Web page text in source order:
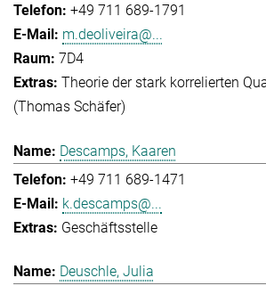
+49 711 689-1791
m.deoliveira@...
7D4
Theorie der stark korrelierten
(Thomas Schäfer)
Descamps, Kaaren
+49 711 689-1471
k.descamps@...
Geschäftsstelle
Deuschle, Julia